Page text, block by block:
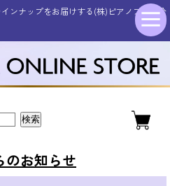
ンナップをお届けする(株)ピアノプラザ公
ヤマハ
ローランド
プライトピアノ
エレドラ
ー・ベース
金管楽器
電子楽器
タンダード
ピアノ用
のお知らせ